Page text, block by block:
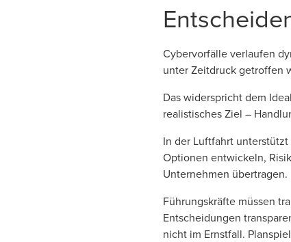
Cybervorfälle verlaufen
unter Zeitdruck getroffen
Das widerspricht dem
realistisches Ziel –
In der Luftfahrt unterstützt
Optionen entwickeln,
Unternehmen übertragen.
Führungskräfte müssen
Entscheidungen
nicht im Ernstfall.